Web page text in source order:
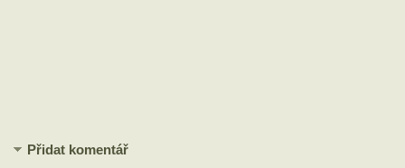
Přidat komentář